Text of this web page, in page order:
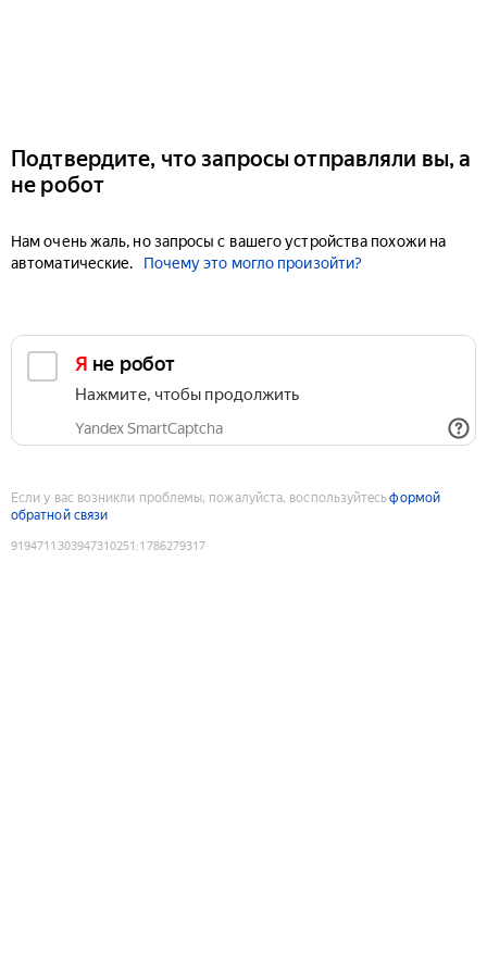
Подтвердите, что запросы отправляли вы, а
не робот
Нам очень жаль, но запросы с вашего устройства похожи на
автоматические.
Почему это могло произойти?
Я не робот
Нажмите, чтобы продолжить
Yandex SmartCaptcha
Если у вас возникли проблемы, пожалуйста, воспользуйтесьформой
обратной связи
9194711303947310251 :1786279317